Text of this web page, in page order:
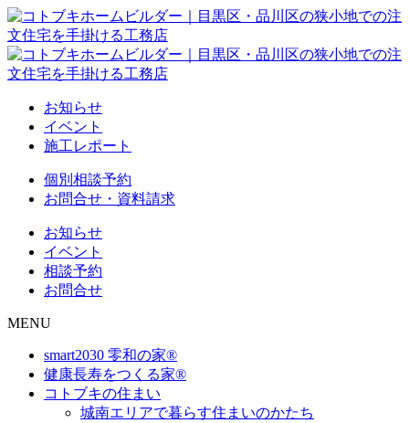
お知らせ
イベント
施工レポート
個別相談予約
お問合せ・資料請求
お知らせ
イベント
相談予約
お問合せ
MENU
smart2030 零和の家®
健康長寿をつくる家®
コトブキの住まい
城南エリアで暮らす住まいのかたち